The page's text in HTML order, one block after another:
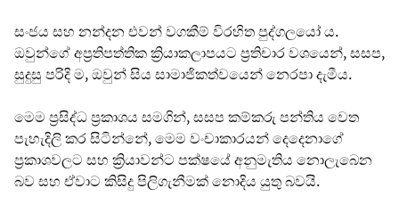
සංජය සහ නන්දන එවන් වගකීම් විරහිත පුද්ගලයෝ ය.
ඔවුන්ගේ අප්‍රතිපත්තික ක්‍රියාකලාපයට ප්‍රතිචාර වශයෙන්, සසප,
සුදුසු පරිදි ම, ඔවුන් සිය සාමාජිකත්වයෙන් නෙරපා දැමීය.
මෙම ප්‍රසිද්ධ ප්‍රකාශය සමගින්, සසප කම්කරු පන්තිය වෙත
පැහැදිලි කර සිටින්නේ, මෙම වංචාකාරයන් දෙදෙනාගේ
ප්‍රකාශවලට සහ ක්‍රියාවන්ට පක්ෂයේ අනුමැතිය නොලැබෙන
බව සහ ඒවාට කිසිදු පිලිගැනීමක් නොදිය යුතු බවයි.